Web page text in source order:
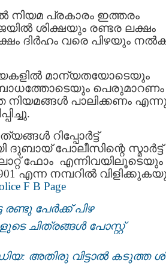
നിയമ പ്രകാരം ഇത്തരം
ശിക്ഷയും രണ്ടര ലക്ഷം
ദിർഹം വരെ പിഴയും
മാന്യതയോടെയും
പെരുമാറണം
നിയമങ്ങൾ പാലിക്കണം
റിപ്പോർട്ട്
പോലീസിന്റെ സ്മാർട്ട്
ഫോം എന്നിവയിലൂടെയും
എന്ന നമ്പറിൽ
F B Page
രണ്ടു പേര്‍ക്ക് പിഴ
ചിത്രങ്ങള്‍ പോസ്റ്റ്
അതിരു വിട്ടാൽ കടുത്ത